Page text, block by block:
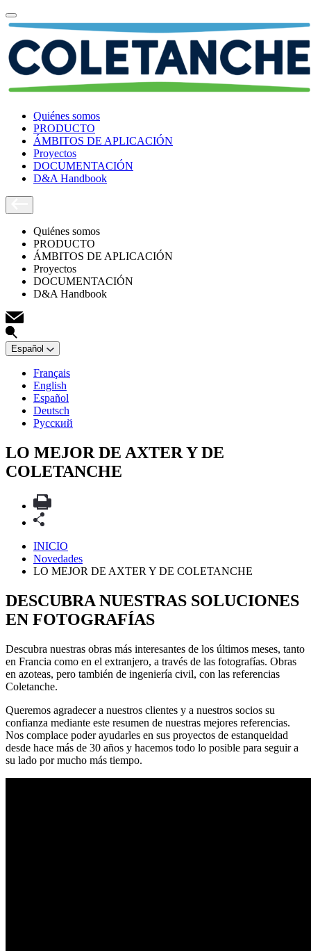
Quiénes somos
PRODUCTO
ÁMBITOS DE APLICACIÓN
Proyectos
DOCUMENTACIÓN
D&A Handbook
Quiénes somos
PRODUCTO
ÁMBITOS DE APLICACIÓN
Proyectos
DOCUMENTACIÓN
D&A Handbook
Español
Français
English
Español
Deutsch
Русский
LO MEJOR DE AXTER Y DE
COLETANCHE
INICIO
Novedades
LO MEJOR DE AXTER Y DE COLETANCHE
DESCUBRA NUESTRAS SOLUCIONES
EN FOTOGRAFÍAS
Descubra nuestras obras más interesantes de los últimos meses, tanto
en Francia como en el extranjero, a través de las fotografías. Obras
en azoteas, pero también de ingeniería civil, con las referencias
Coletanche.
Queremos agradecer a nuestros clientes y a nuestros socios su
confianza mediante este resumen de nuestras mejores referencias.
Nos complace poder ayudarles en sus proyectos de estanqueidad
desde hace más de 30 años y hacemos todo lo posible para seguir a
su lado por mucho más tiempo.